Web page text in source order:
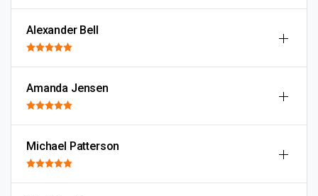
Alexander Bell
Amanda Jensen
Michael Patterson